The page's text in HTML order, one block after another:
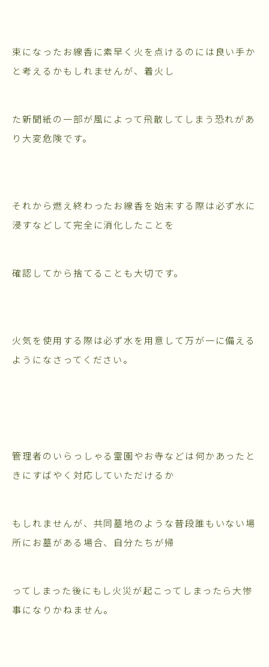
束になったお線香に素早く火を点けるのには良い手か
と考えるかもしれませんが、着火し
た新聞紙の一部が風によって飛散してしまう恐れがあ
り大変危険です。
それから燃え終わったお線香を始末する際は必ず水に
浸すなどして完全に消化したことを
確認してから捨てることも大切です。
火気を使用する際は必ず水を用意して万が一に備える
ようになさってください。
管理者のいらっしゃる霊園やお寺などは何かあったと
きにすばやく対応していただけるか
もしれませんが、共同墓地のような普段誰もいない場
所にお墓がある場合、自分たちが帰
ってしまった後にもし火災が起こってしまったら大惨
事になりかねません。